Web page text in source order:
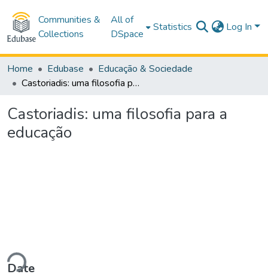
Communities &
Collections
All of
DSpace
Statistics Log In
Home Edubase
Educação & Sociedade
Castoriadis: uma filosofia para a educação
Castoriadis: uma filosofia para a
educação
Date